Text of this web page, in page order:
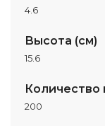
4.6
Высота (см)
15.6
Количество
200